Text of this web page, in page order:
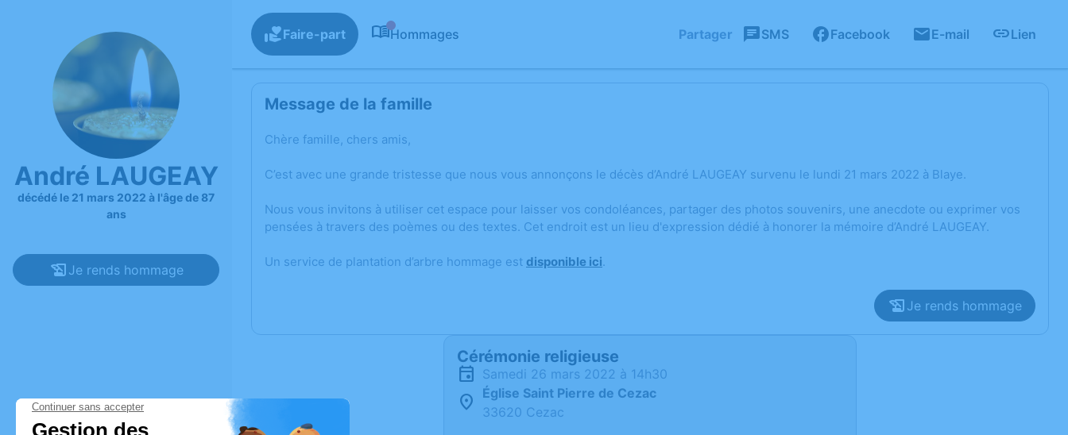
André LAUGEAY
décédé le 21 mars 2022 à l'âge de 87
ans
Je rends hommage
Faire-part Hommages Partager SMS Facebook E-mail Lien
Message de la famille
Chère famille, chers amis,
C’est avec une grande tristesse que nous vous annonçons le décès d’André LAUGEAY survenu le lundi 21 mars 2022 à Blaye.
Nous vous invitons à utiliser cet espace pour laisser vos condoléances, partager des photos souvenirs, une anecdote ou exprimer vos
pensées à travers des poèmes ou des textes. Cet endroit est un lieu d'expression dédié à honorer la mémoire d’André LAUGEAY.
Un service de plantation d’arbre hommage est disponible ici.
Je rends hommage
Cérémonie religieuse
samedi 26 mars 2022 à 14h30
Église Saint Pierre de Cezac
33620 Cezac